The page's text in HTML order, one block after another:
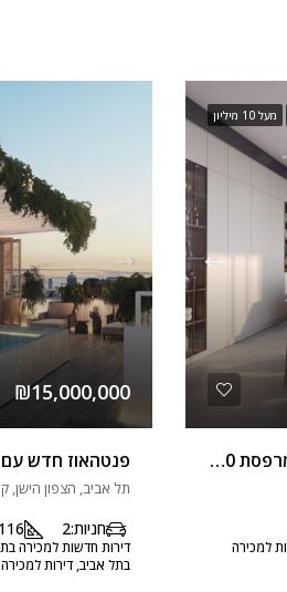
מעל 10 מיליון
מיני פנטהאוז חדש בכיכר המדינה 275 מ”ר + מרפסת 40 מ”ר
למכירה
₪15,000,000
פנטהאוז חדש עם
תל אביב, הצפון הישן,
חניות:2
116
דירות חדשות למכירה
בתל אביב, דירות